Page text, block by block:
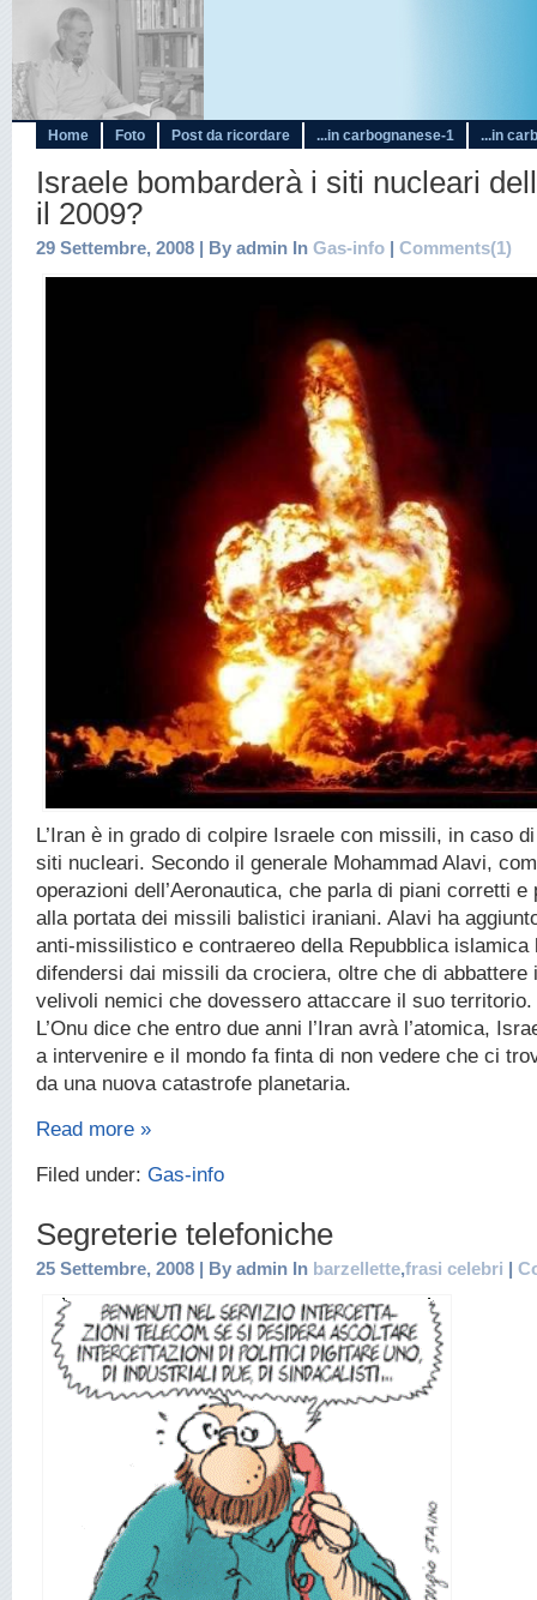
Home Foto Post da ricordare ...in carbognanese-1 ...in
Israele bombarderà i siti nucleari
il 2009?
29 Settembre, 2008 | By admin In Gas-info | Comments(1)
L’Iran è in grado di colpire Israele con missili, in caso
siti nucleari. Secondo il generale Mohammad Alavi,
operazioni dell’Aeronautica, che parla di piani corretti
alla portata dei missili balistici iraniani. Alavi ha
anti-missilistico e contraereo della Repubblica islamica
difendersi dai missili da crociera, oltre che di abbattere
velivoli nemici che dovessero attaccare il suo territorio.
L’Onu dice che entro due anni l’Iran avrà l’atomica,
a intervenire e il mondo fa finta di non vedere che ci
da una nuova catastrofe planetaria.
Read more »
Filed under: Gas-info
Segreterie telefoniche
25 Settembre, 2008 | By admin In barzellette,frasi celebri |